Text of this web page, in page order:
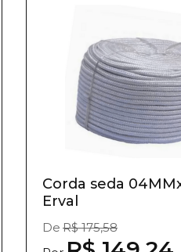
Corda seda
Erval
De R$ 175,58